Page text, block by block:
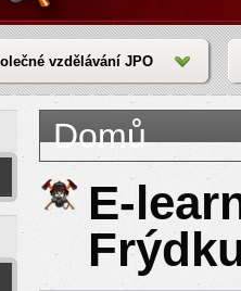
vzdělávání JPO
Jste zde
Domů
E-